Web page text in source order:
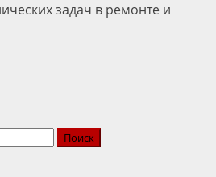
задач в ремонте и